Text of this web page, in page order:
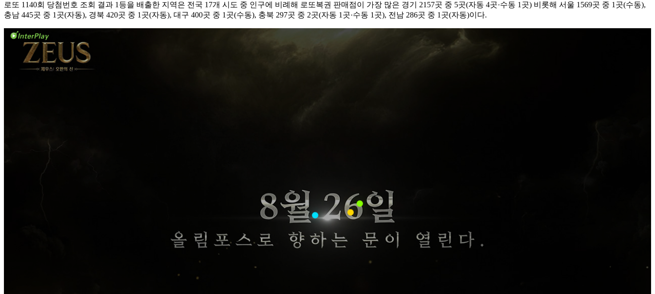
로또 1140회 당첨번호 조회 결과 1등을 배출한 지역은 전국 17개 시도 중 인구에 비례해 로또복권 판매점이 가장 많은 경기 2157곳 중 5곳(자동 4곳·수동 1곳) 비롯해 서울 1569곳 중 1곳(수동),
충남 445곳 중 1곳(자동), 경북 420곳 중 1곳(자동), 대구 400곳 중 1곳(수동), 충북 297곳 중 2곳(자동 1곳·수동 1곳), 전남 286곳 중 1곳(자동)이다.